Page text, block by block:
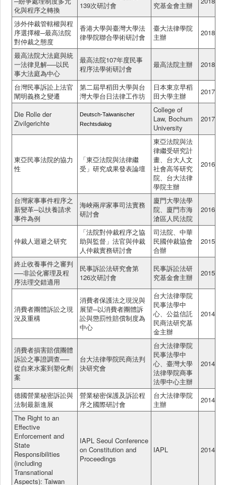
化與程序之轉換
139次研討會
究基金會主辦
涉外仲裁管轄權與程
序選擇權─最高法院
對仲裁之態度
香港大學與臺灣大學法
律學院聯合學術研討會
臺大法律學院
主辦
2018
最高法院大法庭與統
一法律見解──以民
事大法庭為中心
最高法院107年度民事
程序法學術研討會
最高法院主辦 2018
台灣民事訴訟上法官
闡明義務之變遷
第二屆早稻田大學與台
灣大學台日法律工作坊
日本東京早稻
田大學主辦
2017
Die Rolle der
Zivilgerichte
Deutsch-Taiwanischer
Rechtsdialog
College of
Law, Bochum
University
2017
東亞民事法院的協力
性
「東亞法院與法律繼
受」研究成果發表論壇
東亞法院與法
律繼受研究計
畫、台大人文
社會高等研究
院、台大法律
學院主辦
2016
台灣家事事件程序之
新變革─以扶養請求
事件為例
海峽兩岸家事司法實務
研討會
廈門大學法學
院、廈門市海
滄區人民法院
2016
仲裁人迴避之研究
「法院對仲裁程序之協
助與監督」法官與仲裁
人仲裁實務研討會
司法院、中華
民國仲裁協會
合辦
2015
終止收養事件之審判
──非訟化審理及程
序法理交錯適用
民事訴訟法研究會第
126次研討會
民事訴訟法研
究基金會主辦
2015
消費者團體訴訟之現
況及重構
消費者保護法之現況與
展望─以消費者團體訴
訟與懲罰性賠償制度為
中心
台大法律學院
民事法學中
心、公益信託
民商法研究基
金主辦
2014
消費者損害賠償團體
訴訟之事證調查──
從自來水案到塑化劑
案
台大法律學院民商法判
決研究會
台大法律學院
民事法學中
心、臺灣大學
法律學院商事
法學中心主辦
2014
德國營業秘密訴訟與
法制最新進展
營業秘密保護及訴訟程
序之國際研討會
台大法律學院
主辦
2014
The Right to an
Effective
Enforcement and
State
Responsibilities
(including
Transnational
Aspects): Taiwan
IAPL Seoul Conference
on Constitution and
Proceedings
IAPL 2014